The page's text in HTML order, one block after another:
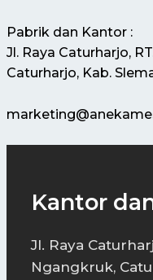
Pabrik dan Kantor :
Jl. Raya Caturharjo,
Caturharjo, Kab.
Kantor
Jl. Raya
Ngangkruk,